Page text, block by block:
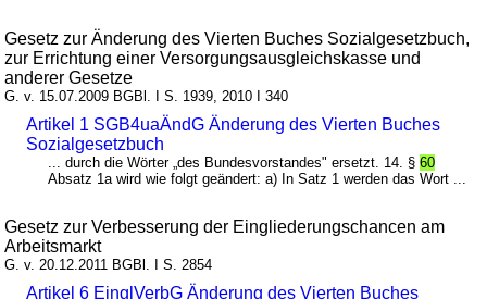
Gesetz zur Änderung des Vierten Buches Sozialgesetzbuch,
zur Errichtung einer Versorgungsausgleichskasse und
anderer Gesetze
G. v. 15.07.2009 BGBl. I S. 1939, 2010 I 340
Artikel 1 SGB4uaÄndG Änderung des Vierten Buches
Sozialgesetzbuch
... durch die Wörter „des Bundesvorstandes" ersetzt. 14. §60
Absatz 1a wird wie folgt geändert: a) In Satz 1 werden das Wort ...
Gesetz zur Verbesserung der Eingliederungschancen am
Arbeitsmarkt
G. v. 20.12.2011 BGBl. I S. 2854
Artikel 6 EinglVerbG Änderung des Vierten Buches